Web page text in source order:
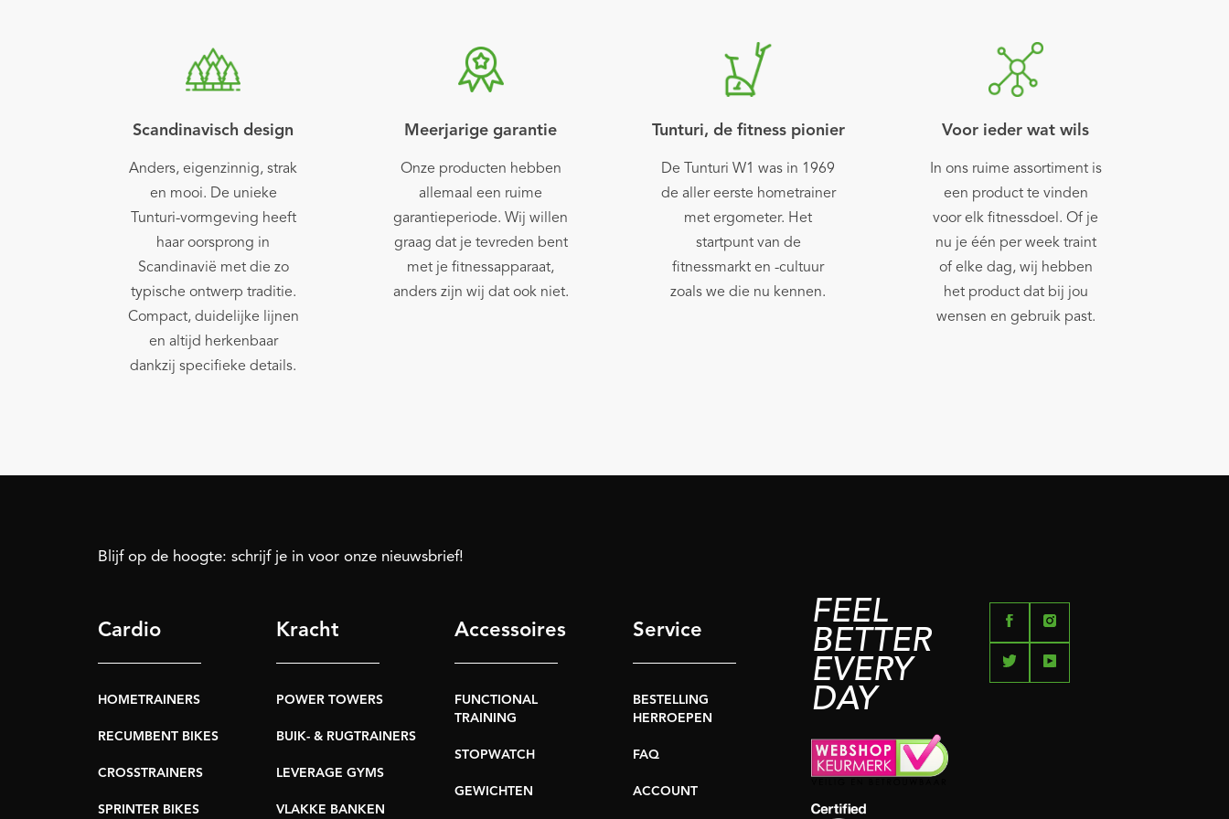
Scandinavisch design
Anders, eigenzinnig, strak
en mooi. De unieke
Tunturi-vormgeving heeft
haar oorsprong in
Scandinavië met die zo
typische ontwerp traditie.
Compact, duidelijke lijnen
en altijd herkenbaar
dankzij specifieke details.
Meerjarige garantie
Onze producten hebben
allemaal een ruime
garantieperiode. Wij willen
graag dat je tevreden bent
met je fitnessapparaat,
anders zijn wij dat ook niet.
Tunturi, de fitness pionier
De Tunturi W1 was in 1969
de aller eerste hometrainer
met ergometer. Het
startpunt van de
fitnessmarkt en -cultuur
zoals we die nu kennen.
Voor ieder wat wils
In ons ruime assortiment is
een product te vinden
voor elk fitnessdoel. Of je
nu je één per week traint
of elke dag, wij hebben
het product dat bij jou
wensen en gebruik past.
Blijf op de hoogte: schrijf je in voor onze nieuwsbrief!
Cardio
HOMETRAINERS
RECUMBENT BIKES
CROSSTRAINERS
SPRINTER BIKES
Kracht
POWER TOWERS
BUIK- & RUGTRAINERS
LEVERAGE GYMS
VLAKKE BANKEN
Accessoires
FUNCTIONAL
TRAINING
STOPWATCH
GEWICHTEN
Service
BESTELLING
HERROEPEN
FAQ
ACCOUNT
FEEL
BETTER
EVERY
DAY